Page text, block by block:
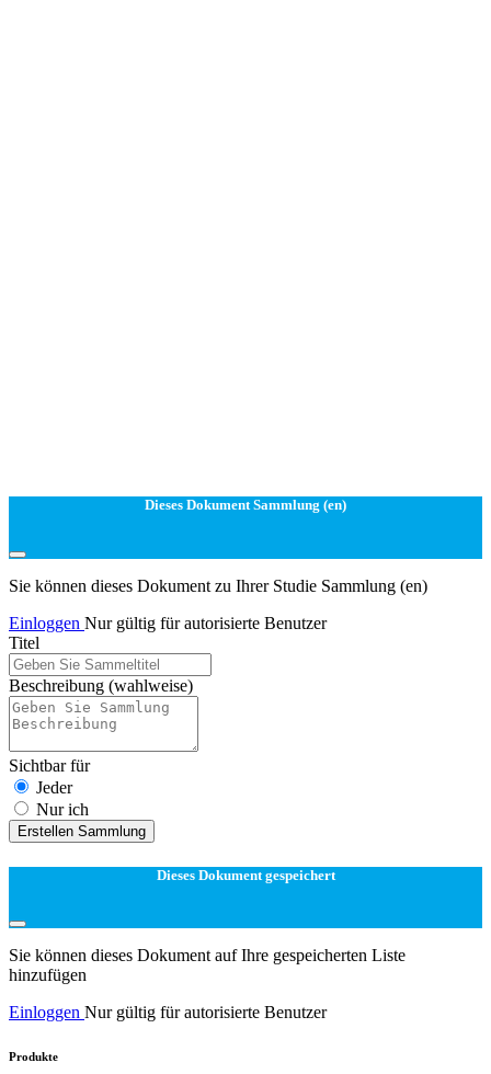
Dieses Dokument Sammlung (en)
Sie können dieses Dokument zu Ihrer Studie Sammlung (en)
Einloggen Nur gültig für autorisierte Benutzer
Titel
Beschreibung (wahlweise)
Sichtbar für
Jeder
Nur ich
Erstellen Sammlung
Dieses Dokument gespeichert
Sie können dieses Dokument auf Ihre gespeicherten Liste
hinzufügen
Einloggen Nur gültig für autorisierte Benutzer
Produkte